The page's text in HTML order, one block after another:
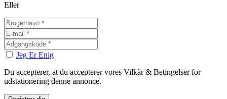
Eller
Jeg Er Enig
Du accepterer, at du accepterer vores Vilkår & Betingelser for
udstationering denne annonce.